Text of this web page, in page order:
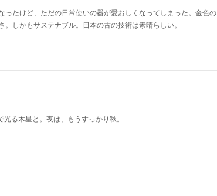
ったけど、ただの日常使いの器が愛おしくなってしまった。金色の
しかもサステナブル。日本の古の技術は素晴らしい。
る木星と。夜は、もうすっかり秋。